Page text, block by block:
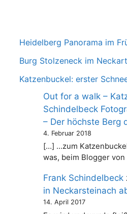
Heidelberg Panorama im
Burg Stolzeneck im
Katzenbuckel: erster
Out for a walk –
Schindelbeck
– Der höchste Berg
4. Februar 2018
[…] …zum
was, beim Blogger
Frank Schindelbeck
in Neckarsteinach
14. April 2017